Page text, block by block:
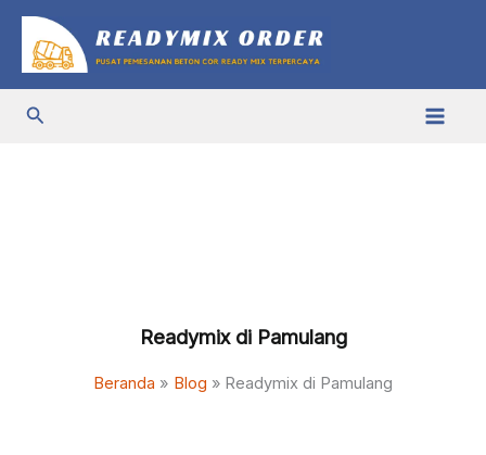
konten
Cari
Readymix di Pamulang
Beranda Blog Readymix di Pamulang